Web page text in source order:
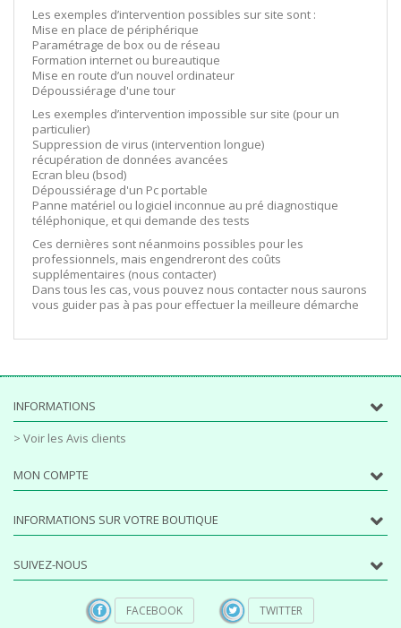
Les exemples d’intervention possibles sur site sont :
Mise en place de périphérique
Paramétrage de box ou de réseau
Formation internet ou bureautique
Mise en route d’un nouvel ordinateur
Dépoussiérage d'une tour
Les exemples d’intervention impossible sur site (pour un
particulier)
Suppression de virus (intervention longue)
récupération de données avancées
Ecran bleu (bsod)
Dépoussiérage d'un Pc portable
Panne matériel ou logiciel inconnue au pré diagnostique
téléphonique, et qui demande des tests
Ces dernières sont néanmoins possibles pour les
professionnels, mais engendreront des coûts
supplémentaires (nous contacter)
Dans tous les cas, vous pouvez nous contacter nous saurons
vous guider pas à pas pour effectuer la meilleure démarche
INFORMATIONS
> Voir les Avis clients
MON COMPTE
INFORMATIONS SUR VOTRE BOUTIQUE
SUIVEZ-NOUS
FACEBOOK TWITTER